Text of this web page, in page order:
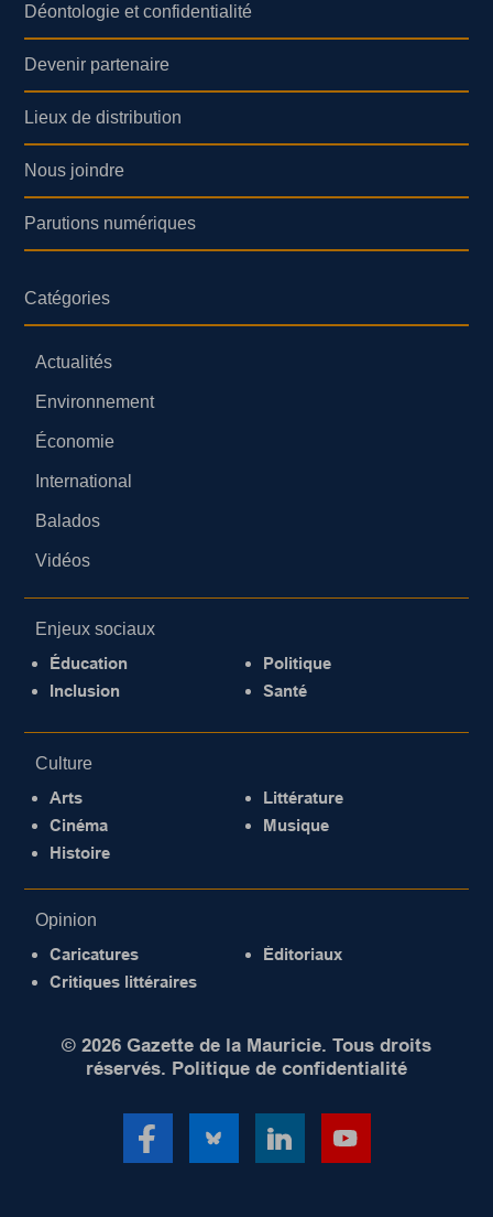
Déontologie et confidentialité
Devenir partenaire
Lieux de distribution
Nous joindre
Parutions numériques
Catégories
Actualités
Environnement
Économie
International
Balados
Vidéos
Enjeux sociaux
Éducation
Inclusion
Politique
Santé
Culture
Arts
Cinéma
Histoire
Littérature
Musique
Opinion
Caricatures
Critiques littéraires
Éditoriaux
© 2026 Gazette de la Mauricie. Tous droits
réservés. Politique de confidentialité